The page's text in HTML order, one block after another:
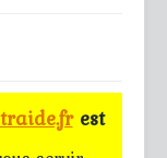
≡
est